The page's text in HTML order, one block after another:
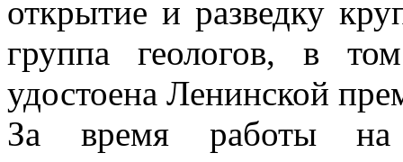
открытие и разведку
группа геологов, в
удостоена Ленинской
За время работы на